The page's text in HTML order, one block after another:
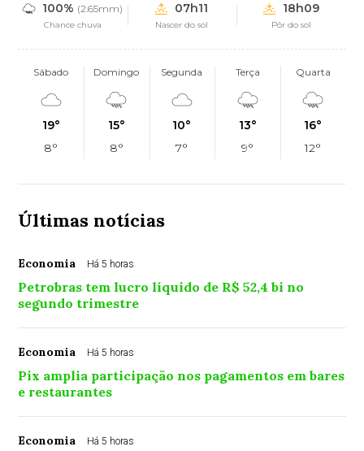
100% (2.65mm)
Chance chuva
07h11
Nascer do sol
18h09
Pôr do sol
Sábado
19°
8°
Domingo
15°
8°
Segunda
10°
7°
Terça
13°
9°
Quarta
16°
12°
Últimas notícias
Economia Há 5 horas
Petrobras tem lucro líquido de R$ 52,4 bi no
segundo trimestre
Economia Há 5 horas
Pix amplia participação nos pagamentos em bares
e restaurantes
Economia Há 5 horas